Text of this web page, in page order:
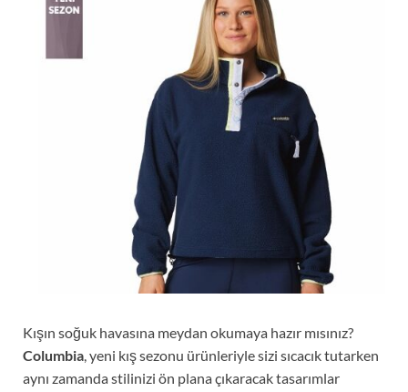
Kışın soğuk havasına meydan okumaya hazır mısınız?
Columbia, yeni kış sezonu ürünleriyle sizi sıcacık tutarken
aynı zamanda stilinizi ön plana çıkaracak tasarımlar